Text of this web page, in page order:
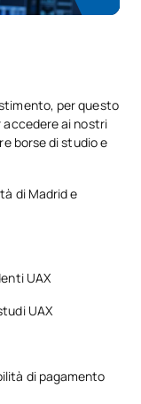
per questo
accedere ai nostri
borse di studio e
di Madrid e
UAX
UAX
di pagamento